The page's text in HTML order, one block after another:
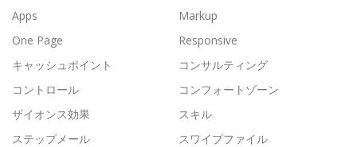
Apps
Markup
One Page
Responsive
キャッシュポイント
コンサルティング
コントロール
コンフォートゾーン
ザイオンス効果
スキル
ステップメール
スワイプファイル